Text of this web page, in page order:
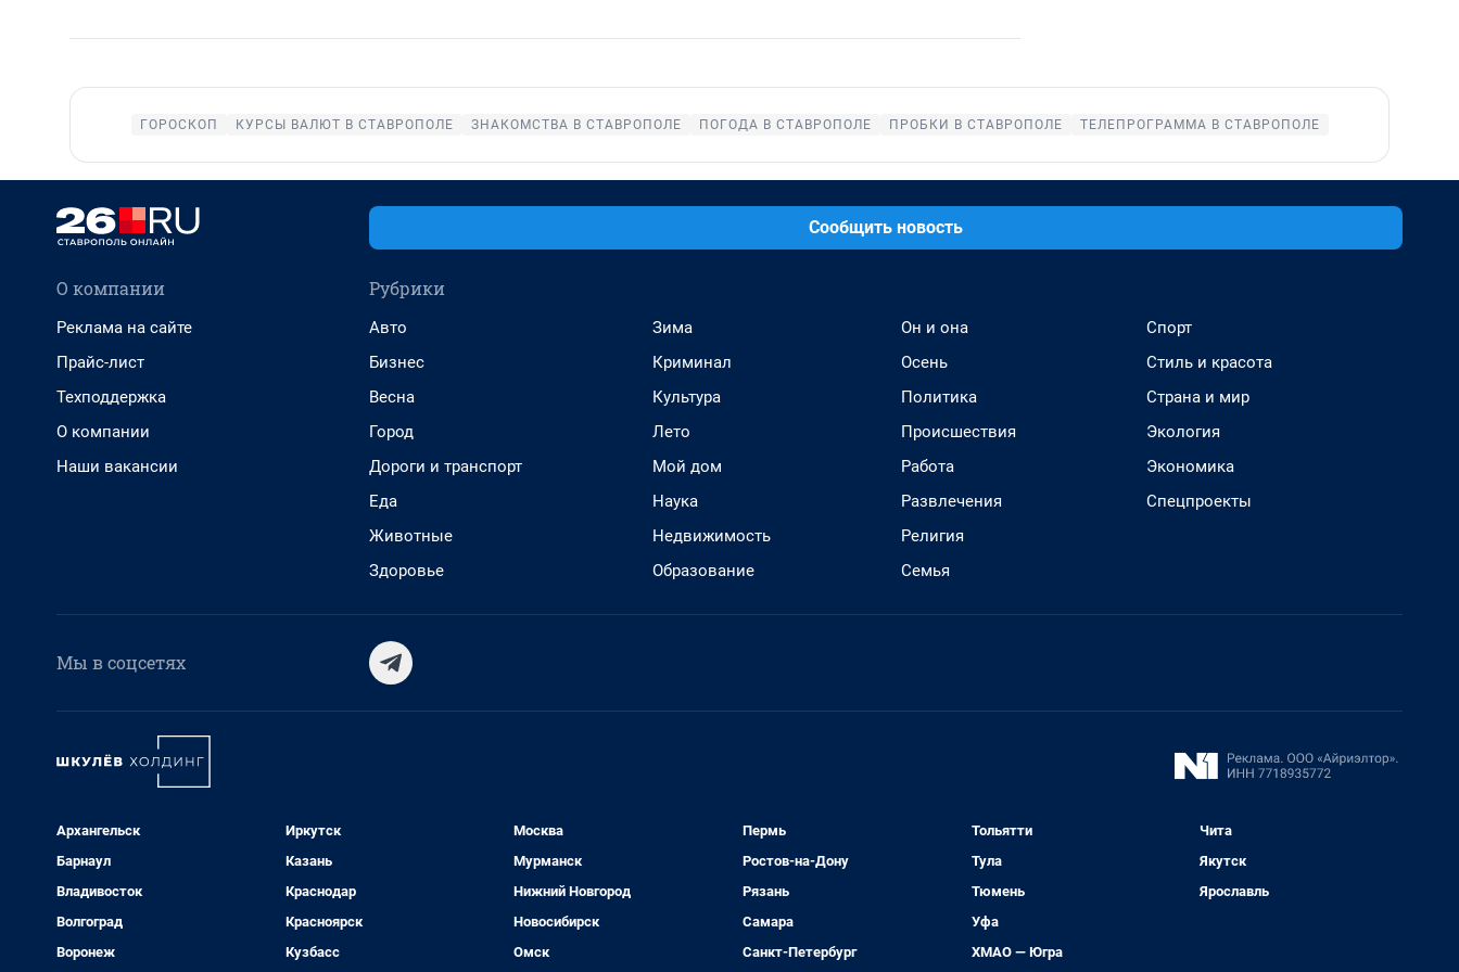
ГОРОСКОП КУРСЫ ВАЛЮТ В СТАВРОПОЛЕ ЗНАКОМСТВА В СТАВРОПОЛЕ ПОГОДА В СТАВРОПОЛЕ ПРОБКИ В СТАВРОПОЛЕ ТЕЛЕПРОГРАММА В СТАВРОПОЛЕ
Сообщить новость
О компании
Реклама на сайте
Прайс-лист
Техподдержка
О компании
Наши вакансии
Рубрики
Авто
Бизнес
Весна
Город
Дороги и транспорт
Еда
Животные
Здоровье
Зима
Криминал
Культура
Лето
Мой дом
Наука
Недвижимость
Образование
Он и она
Осень
Политика
Происшествия
Работа
Развлечения
Религия
Семья
Спорт
Стиль и красота
Страна и мир
Экология
Экономика
Спецпроекты
Мы в соцсетях
Архангельск
Барнаул
Владивосток
Волгоград
Воронеж
Иркутск
Казань
Краснодар
Красноярск
Кузбасс
Москва
Мурманск
Нижний Новгород
Новосибирск
Омск
Пермь
Ростов-на-Дону
Рязань
Самара
Санкт-Петербург
Тольятти
Тула
Тюмень
Уфа
ХМАО — Югра
Чита
Якутск
Ярославль